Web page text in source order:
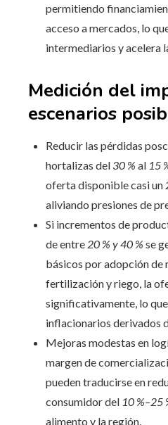
permitiendo
acceso a mercados, lo
intermediarios y acelera
Medición del
escenarios
Reducir las pérdidas
hortalizas del 30 % al 15
oferta disponible casi un
aliviando presiones de
Si incrementos de
de entre 20 % y 40 % se
básicos por adopción de
fertilización y riego, la
significativamente, lo
inflacionarios derivados
Mejoras modestas en
margen de
pueden traducirse en
consumidor del 10 %–25
alimento y la región.